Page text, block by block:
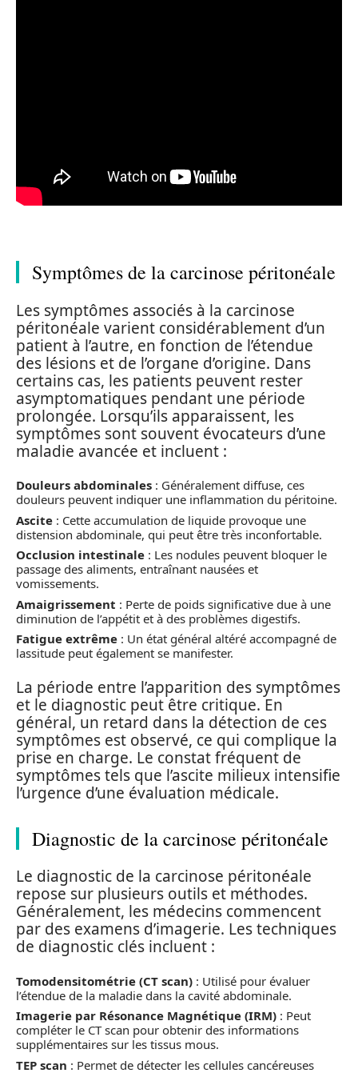
Symptômes de la carcinose péritonéale
Les symptômes associés à la carcinose
péritonéale varient considérablement d’un
patient à l’autre, en fonction de l’étendue
des lésions et de l’organe d’origine. Dans
certains cas, les patients peuvent rester
asymptomatiques pendant une période
prolongée. Lorsqu’ils apparaissent, les
symptômes sont souvent évocateurs d’une
maladie avancée et incluent :
Douleurs abdominales : Généralement diffuse, ces
douleurs peuvent indiquer une inflammation du péritoine.
Ascite : Cette accumulation de liquide provoque une
distension abdominale, qui peut être très inconfortable.
Occlusion intestinale : Les nodules peuvent bloquer le
passage des aliments, entraînant nausées et
vomissements.
Amaigrissement : Perte de poids significative due à une
diminution de l’appétit et à des problèmes digestifs.
Fatigue extrême : Un état général altéré accompagné de
lassitude peut également se manifester.
La période entre l’apparition des symptômes
et le diagnostic peut être critique. En
général, un retard dans la détection de ces
symptômes est observé, ce qui complique la
prise en charge. Le constat fréquent de
symptômes tels que l’ascite milieux intensifie
l’urgence d’une évaluation médicale.
Diagnostic de la carcinose péritonéale
Le diagnostic de la carcinose péritonéale
repose sur plusieurs outils et méthodes.
Généralement, les médecins commencent
par des examens d’imagerie. Les techniques
de diagnostic clés incluent :
Tomodensitométrie (CT scan) : Utilisé pour évaluer
l’étendue de la maladie dans la cavité abdominale.
Imagerie par Résonance Magnétique (IRM) : Peut
compléter le CT scan pour obtenir des informations
supplémentaires sur les tissus mous.
TEP scan : Permet de détecter les cellules cancéreuses